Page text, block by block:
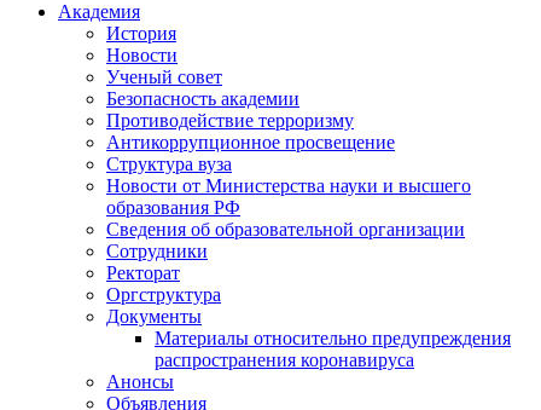
Академия
История
Новости
Ученый совет
Безопасность академии
Противодействие терроризму
Антикоррупционное просвещение
Структура вуза
Новости от Министерства науки и высшего
образования РФ
Сведения об образовательной организации
Сотрудники
Ректорат
Оргструктура
Документы
Материалы относительно предупреждения
распространения коронавируса
Анонсы
Объявления